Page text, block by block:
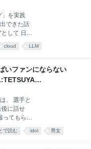
」を実践
できた話
して 日々
のよう
ング」と
か、どう
壁打ちし
ってない
にGoogle
が名付
who
cloud LLM
いファンにならない
、 選手と
後に話せ
ってもらえ
知りに
機会もあ
で読む idol 男女